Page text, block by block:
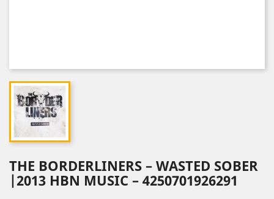
THE BORDERLINERS – WASTED SOBER
|2013 HBN MUSIC – 4250701926291